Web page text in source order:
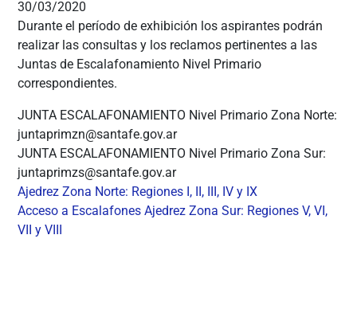
30/03/2020
Durante el período de exhibición los aspirantes podrán
realizar las consultas y los reclamos pertinentes a las
Juntas de Escalafonamiento Nivel Primario
correspondientes.
JUNTA ESCALAFONAMIENTO Nivel Primario Zona Norte:
juntaprimzn@santafe.gov.ar
JUNTA ESCALAFONAMIENTO Nivel Primario Zona Sur:
juntaprimzs@santafe.gov.ar
Ajedrez Zona Norte: Regiones I, II, III, IV y IX
Acceso a Escalafones Ajedrez Zona Sur: Regiones V, VI,
VII y VIII